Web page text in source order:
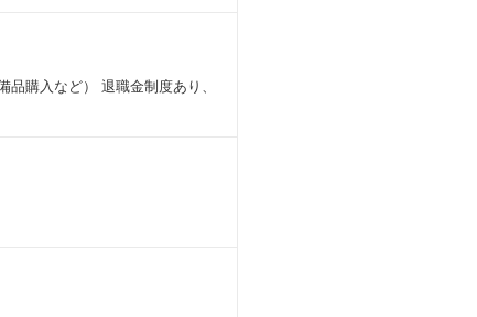
購入など） 退職金制度あり、